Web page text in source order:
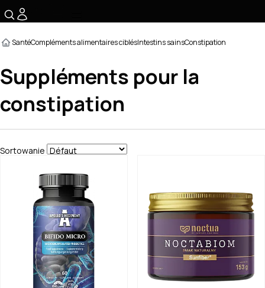
SantéCompléments alimentaires ciblésIntestins sainsConstipation
Suppléments pour la
constipation
Sortowanie